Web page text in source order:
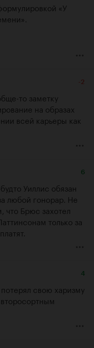
«У
-2
то заметку
на образах
всей карьеры как
6
Уиллис обязан
любой гонорар. Не
что Брюс захотел
только за
4
свою харизму